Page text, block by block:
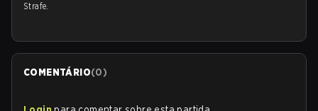
Strafe.
COMENTÁRIO(0)